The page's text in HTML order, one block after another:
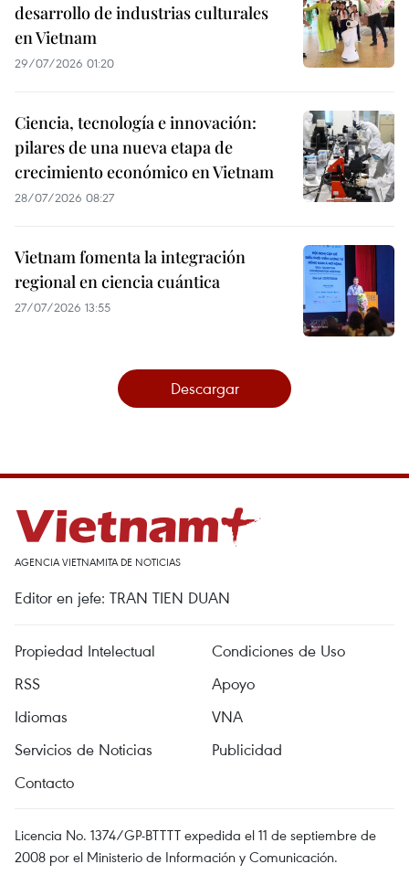
desarrollo de industrias culturales
en Vietnam
29/07/2026 01:20
Ciencia, tecnología e innovación:
pilares de una nueva etapa de
crecimiento económico en Vietnam
28/07/2026 08:27
Vietnam fomenta la integración
regional en ciencia cuántica
27/07/2026 13:55
Descargar
AGENCIA VIETNAMITA DE NOTICIAS
Editor en jefe: TRAN TIEN DUAN
Propiedad Intelectual
Condiciones de Uso
RSS
Apoyo
Idiomas
VNA
Servicios de Noticias
Publicidad
Contacto
Licencia No. 1374/GP-BTTTT expedida el 11 de septiembre de
2008 por el Ministerio de Información y Comunicación.